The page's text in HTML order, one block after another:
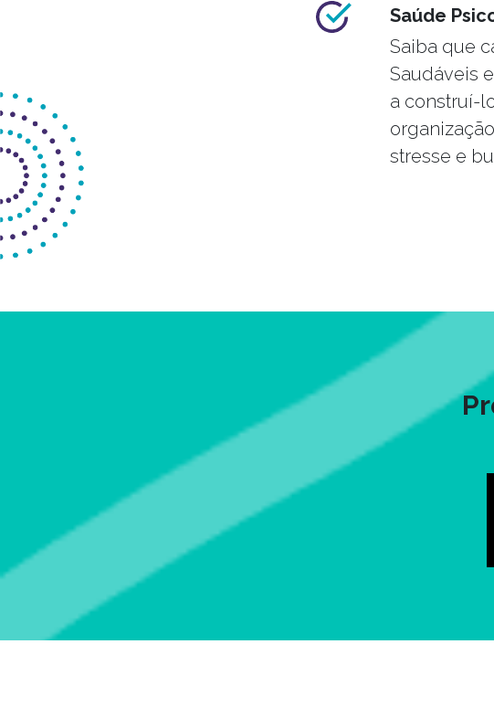
Saúde
Saiba que
Saudáveis
a construí-
stresse e